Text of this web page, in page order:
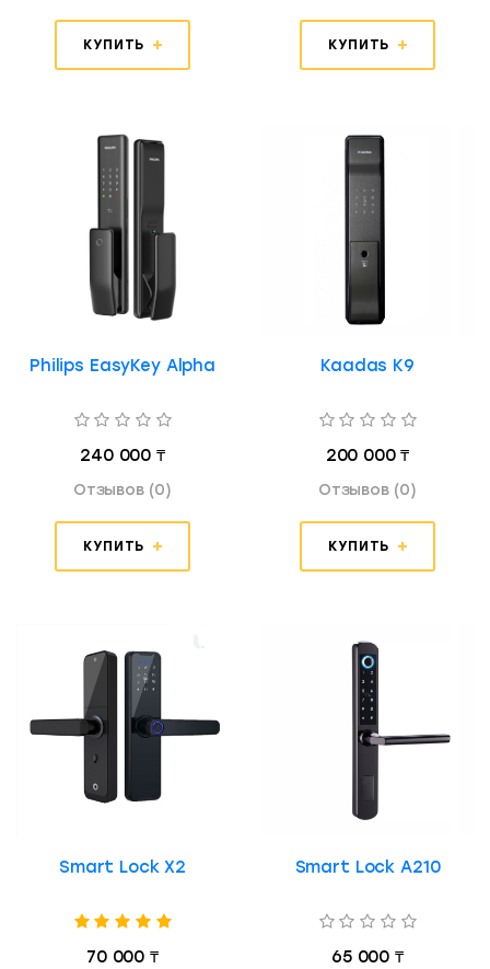
КУПИТЬ КУПИТЬ
Philips EasyKey Alpha
240 000 ₸
Отзывов (0)
КУПИТЬ
Kaadas K9
200 000 ₸
Отзывов (0)
КУПИТЬ
Smart Lock X2
70 000 ₸
Smart Lock A210
65 000 ₸